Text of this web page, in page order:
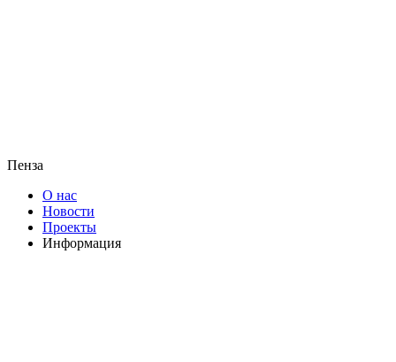
Пенза
О нас
Новости
Проекты
Информация